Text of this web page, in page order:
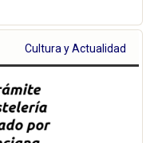
Cultura y Actualidad